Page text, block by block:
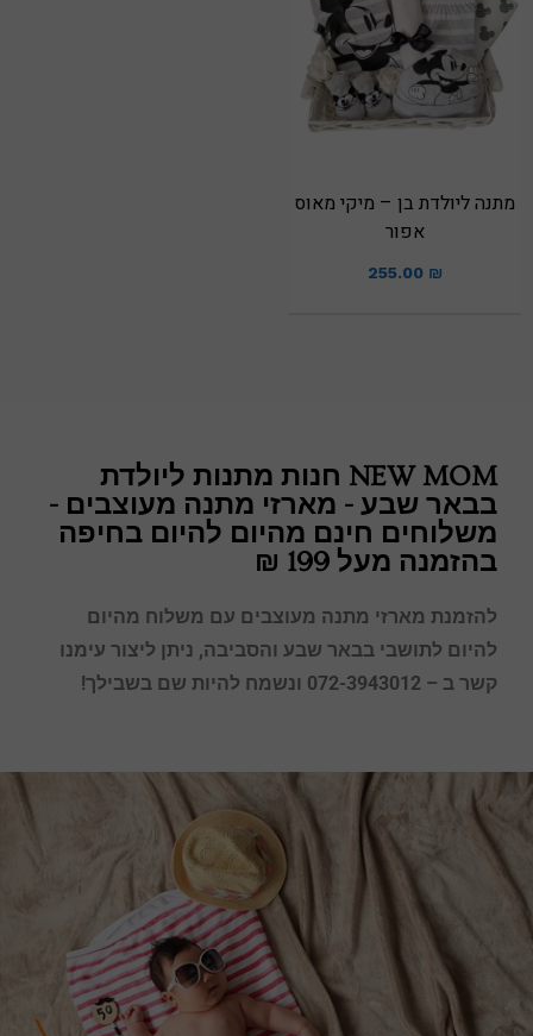
מתנה ליולדת בן – מיקי מאוס
אפור
255.00 ₪
NEW MOM חנות מתנות ליולדת
בבאר שבע - מארזי מתנה מעוצבים -
משלוחים חינם מהיום להיום בחיפה
בהזמנה מעל 199 ₪
להזמנת מארזי מתנה מעוצבים עם משלוח מהיום
להיום לתושבי בבאר שבע והסביבה, ניתן ליצור עימנו
קשר ב – 072-3943012 ונשמח להיות שם בשבילך!